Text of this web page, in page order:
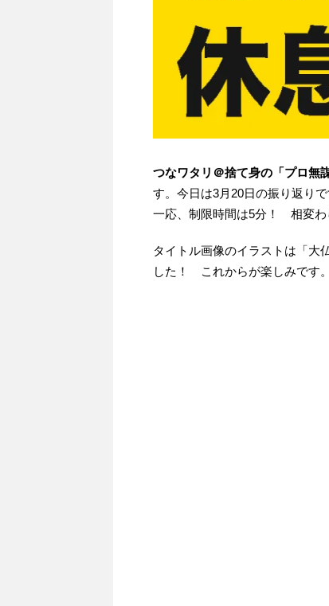
つなワタリ＠捨て身の「プロ無
す。今日は3月20日の振り返り
一応、制限時間は5分！ 相変わ
タイトル画像のイラストは「大
した！ これからが楽しみです。